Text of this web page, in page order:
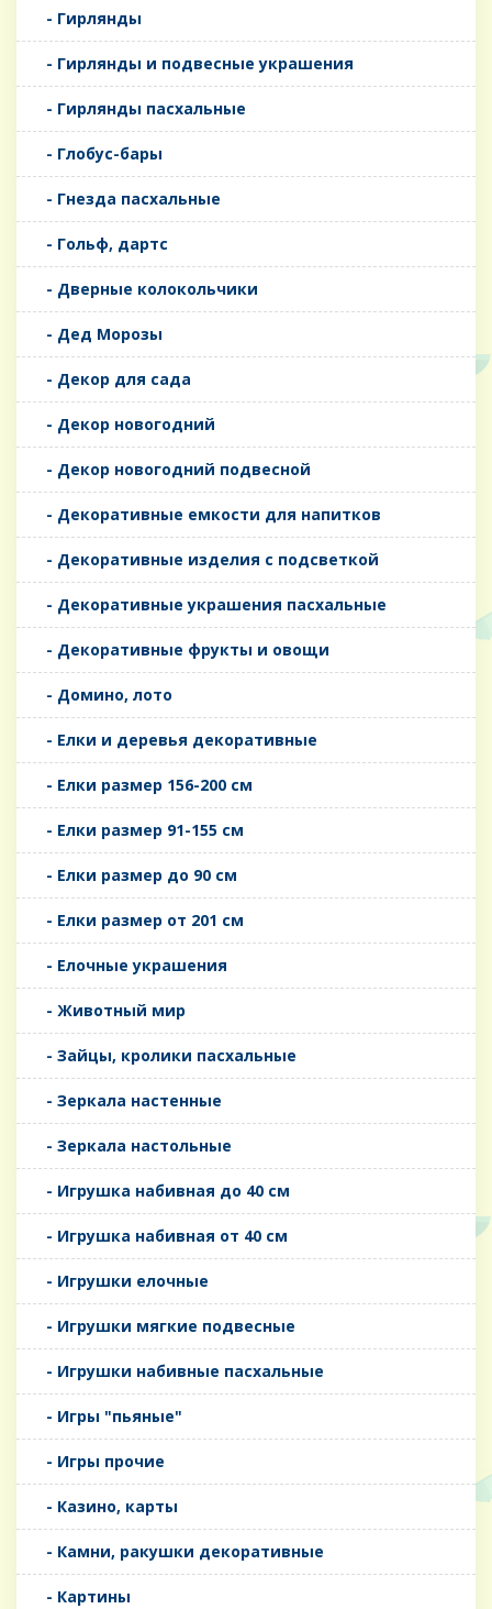
- Гирлянды
- Гирлянды и подвесные украшения
- Гирлянды пасхальные
- Глобус-бары
- Гнезда пасхальные
- Гольф, дартс
- Дверные колокольчики
- Дед Морозы
- Декор для сада
- Декор новогодний
- Декор новогодний подвесной
- Декоративные емкости для напитков
- Декоративные изделия с подсветкой
- Декоративные украшения пасхальные
- Декоративные фрукты и овощи
- Домино, лото
- Елки и деревья декоративные
- Елки размер 156-200 см
- Елки размер 91-155 см
- Елки размер до 90 см
- Елки размер от 201 см
- Елочные украшения
- Животный мир
- Зайцы, кролики пасхальные
- Зеркала настенные
- Зеркала настольные
- Игрушка набивная до 40 см
- Игрушка набивная от 40 см
- Игрушки елочные
- Игрушки мягкие подвесные
- Игрушки набивные пасхальные
- Игры "пьяные"
- Игры прочие
- Казино, карты
- Камни, ракушки декоративные
- Картины